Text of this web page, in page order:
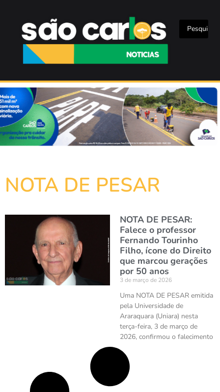
NOTA DE PESAR
NOTA DE PESAR:
Falece o professor
Fernando Tourinho
Filho, ícone do Direito
que marcou gerações
por 50 anos
3 de março de 2026
Uma NOTA DE PESAR emitida
pela Universidade de
Araraquara (Uniara) nesta
terça-feira, 3 de março de
2026, confirmou o falecimento